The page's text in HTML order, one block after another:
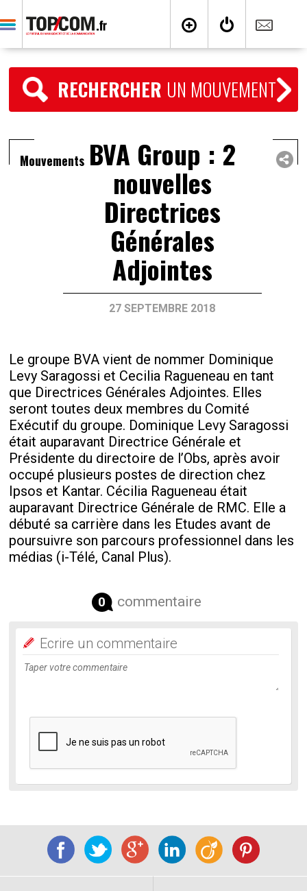
RECHERCHER UN MOUVEMENT
Mouvements BVA Group : 2
nouvelles
Directrices
Générales
Adjointes
27 SEPTEMBRE 2018
Le groupe BVA vient de nommer Dominique
Levy Saragossi et Cecilia Ragueneau en tant
que Directrices Générales Adjointes. Elles
seront toutes deux membres du Comité
Exécutif du groupe. Dominique Levy Saragossi
était auparavant Directrice Générale et
Présidente du directoire de l’Obs, après avoir
occupé plusieurs postes de direction chez
Ipsos et Kantar. Cécilia Ragueneau était
auparavant Directrice Générale de RMC. Elle a
débuté sa carrière dans les Etudes avant de
poursuivre son parcours professionnel dans les
médias (i-Télé, Canal Plus).
0 commentaire
Ecrire un commentaire